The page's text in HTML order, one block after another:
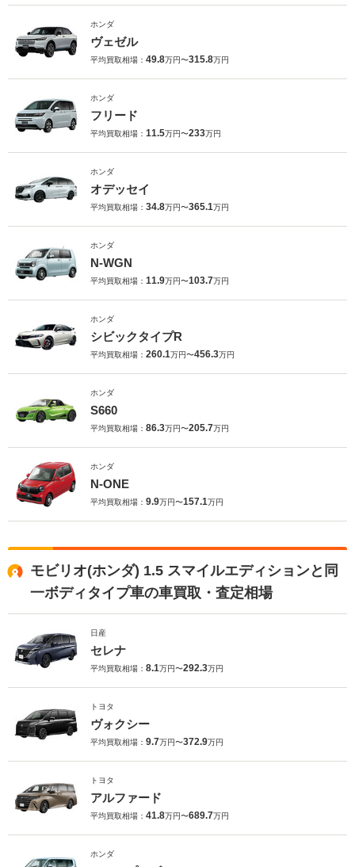
ホンダ
ヴェゼル
平均買取相場： 49.8万円〜315.8万円
ホンダ
フリード
平均買取相場： 11.5万円〜233万円
ホンダ
オデッセイ
平均買取相場： 34.8万円〜365.1万円
ホンダ
N-WGN
平均買取相場： 11.9万円〜103.7万円
ホンダ
シビックタイプR
平均買取相場： 260.1万円〜456.3万円
ホンダ
S660
平均買取相場： 86.3万円〜205.7万円
ホンダ
N-ONE
平均買取相場： 9.9万円〜157.1万円
モビリオ(ホンダ) 1.5 スマイルエディションと同
一ボディタイプ車の車買取・査定相場
日産
セレナ
平均買取相場： 8.1万円〜292.3万円
トヨタ
ヴォクシー
平均買取相場： 9.7万円〜372.9万円
トヨタ
アルファード
平均買取相場： 41.8万円〜689.7万円
ホンダ